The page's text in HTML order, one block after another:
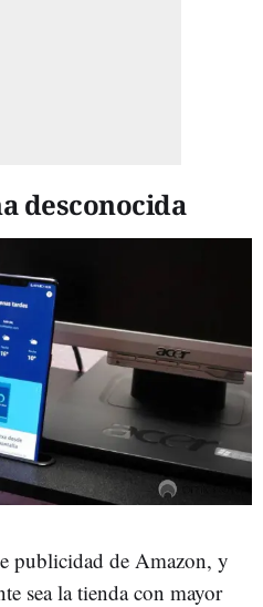
desconocida
publicidad de Amazon, y
sea la tienda con mayor